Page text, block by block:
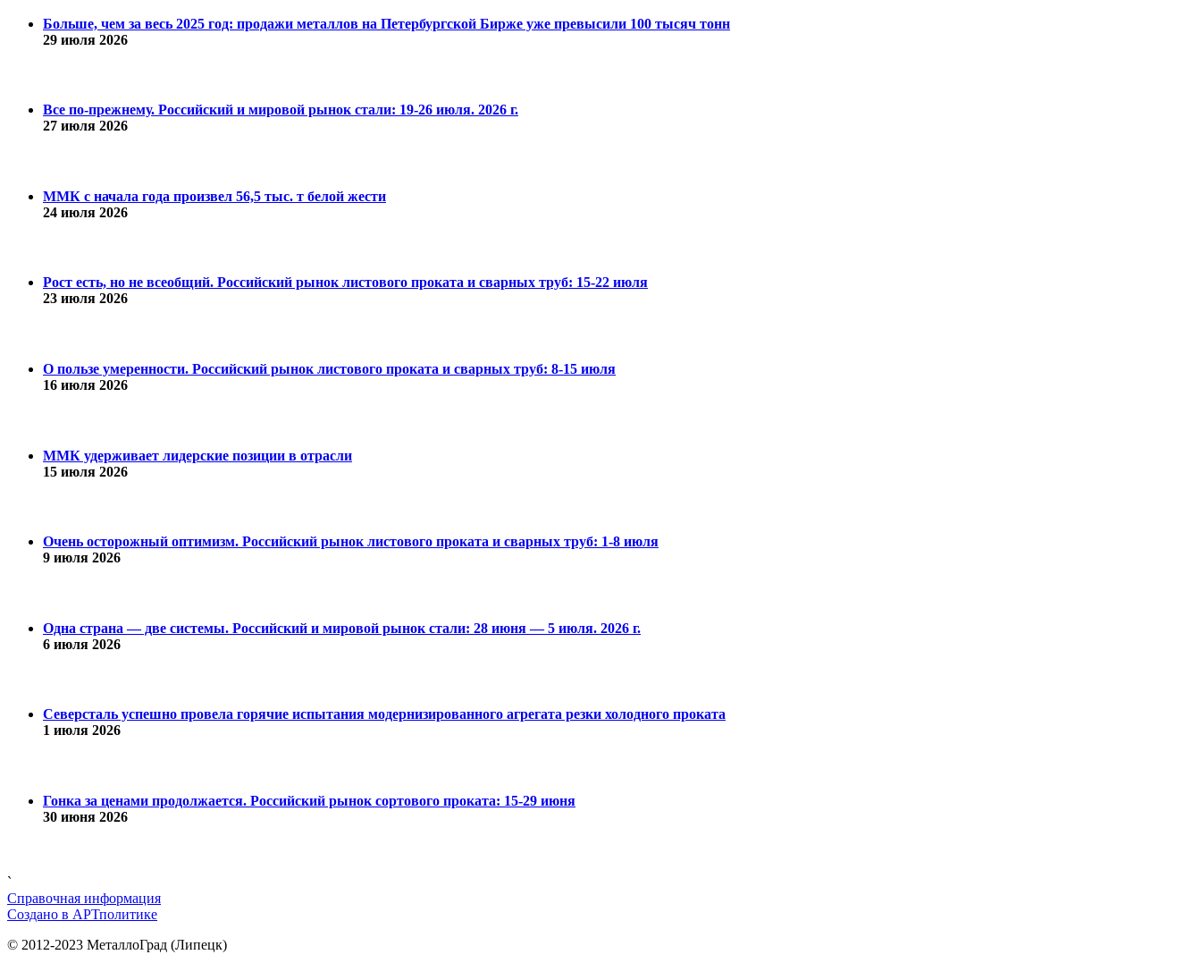
Больше, чем за весь 2025 год: продажи металлов на Петербургской Бирже уже превысили 100 тысяч тонн
29 июля 2026
Все по-прежнему. Российский и мировой рынок стали: 19-26 июля. 2026 г.
27 июля 2026
ММК с начала года произвел 56,5 тыс. т белой жести
24 июля 2026
Рост есть, но не всеобщий. Российский рынок листового проката и сварных труб: 15-22 июля
23 июля 2026
О пользе умеренности. Российский рынок листового проката и сварных труб: 8-15 июля
16 июля 2026
ММК удерживает лидерские позиции в отрасли
15 июля 2026
Очень осторожный оптимизм. Российский рынок листового проката и сварных труб: 1-8 июля
9 июля 2026
Одна страна — две системы. Российский и мировой рынок стали: 28 июня — 5 июля. 2026 г.
6 июля 2026
Северсталь успешно провела горячие испытания модернизированного агрегата резки холодного проката
1 июля 2026
Гонка за ценами продолжается. Российский рынок сортового проката: 15-29 июня
30 июня 2026
`
Справочная информация
Cоздано в АРТполитике
© 2012-2023 МеталлоГрад (Липецк)